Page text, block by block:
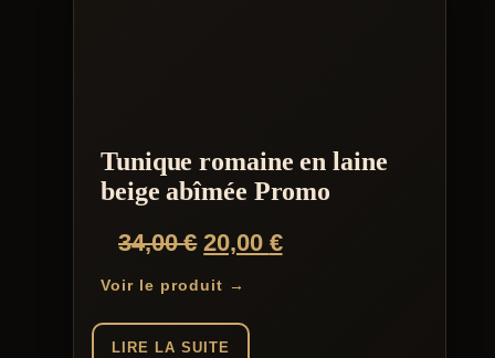
Tunique romaine en laine
beige abîmée Promo
34,00€ Le
prix
était :
20,00 €Le
Voir le produit →
LIRE LA SUITE